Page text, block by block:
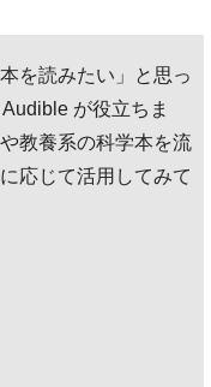
を読みたい」と思っ
が役立ちま
教養系の科学本を流
応じて活用してみて